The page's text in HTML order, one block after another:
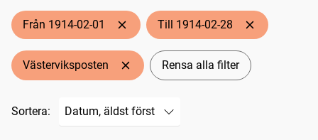
Från 1914-02-01 Till 1914-02-28
Västerviksposten Rensa alla filter
Sortera: